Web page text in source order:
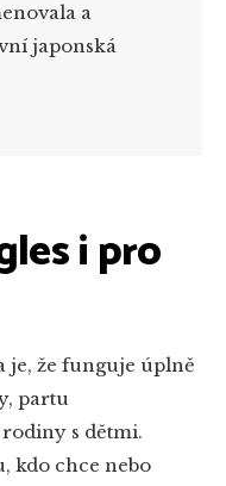
a
japonská
i pro
je, že funguje úplně
partu
s dětmi.
kdo chce nebo